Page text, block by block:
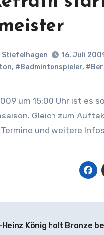
Stiefelhagen
16. Juli
, #Badmintonspieler,
Gleich zum
Termine und weitere
Heinz König holt Bronze